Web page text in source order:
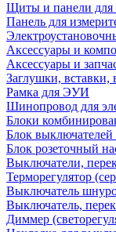
Щиты и панели для
Панель для
Аксессуары и
Аксессуары и
Заглушки, вставки,
Рамка для ЭУИ
Шинопровод для
Блоки
Блок выключателей
Блок розеточный
Выключатели,
Терморегулятор
Выключатель
Выключатель,
Диммер